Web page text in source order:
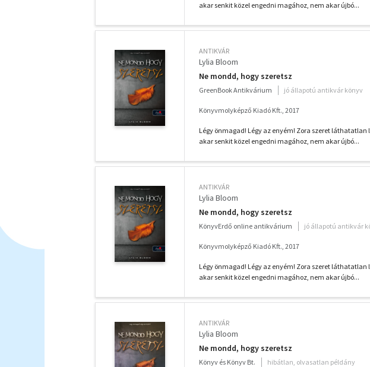
akar senkit közel engedni magához, nem akar újbó...
ANTIKVÁR
Lylia Bloom
Ne mondd, hogy szeretsz
GreenBook Antikvárium jó állapotú antikvár könyv
Könyvmolyképző Kiadó Kft., 2017
Légy önmagad! Légy az enyém! Zora szeret
akar senkit közel engedni magához, nem akar újbó...
ANTIKVÁR
Lylia Bloom
Ne mondd, hogy szeretsz
KönyvErdő online antikvárium jó állapotú antikvár
Könyvmolyképző Kiadó Kft., 2017
Légy önmagad! Légy az enyém! Zora szeret
akar senkit közel engedni magához, nem akar újbó...
ANTIKVÁR
Lylia Bloom
Ne mondd, hogy szeretsz
Könyv és Könyv Bt. hibátlan, olvasatlan példány